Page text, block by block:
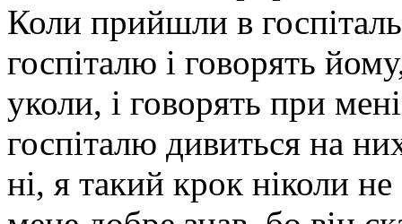
Коли прийшли в
госпіталю і говорять
уколи, і говорять при
госпіталю дивиться на
ні, я такий крок ніколи